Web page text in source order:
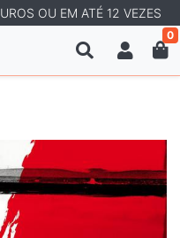
OU EM ATÉ 12 VEZES
0